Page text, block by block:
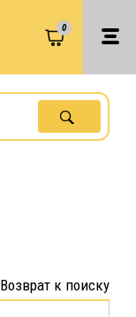
0
Возврат к поиску